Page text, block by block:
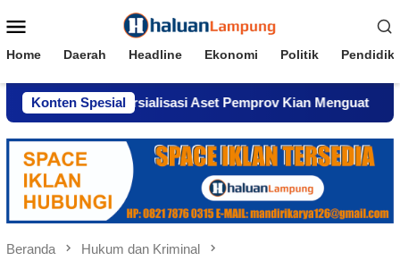
ke
Mobile
Home Daerah Headline Ekonomi Politik
Konten Spesial
Komersialisasi Aset Pemprov Kian Menguat
Beranda Hukum dan Kriminal